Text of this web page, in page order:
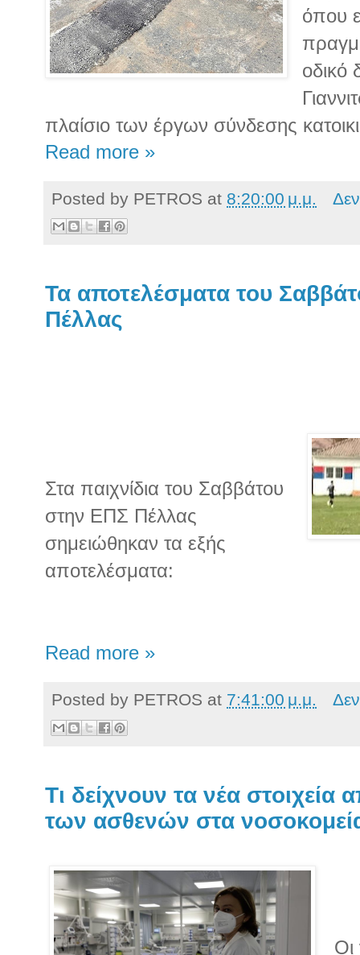
όπου
οδικό
πλαίσιο των έργων σύνδεσης
Read more »
Posted by PETROS at 8:20:00 μ.μ.
Τα αποτελέσματα του
Πέλλας
Στα παιχνίδια του Σαββάτου
στην ΕΠΣ Πέλλας
σημειώθηκαν τα εξής
αποτελέσματα:
Read more »
Posted by PETROS at 7:41:00 μ.μ.
Τι δείχνουν τα νέα στοιχεία
των ασθενών στα
Οι